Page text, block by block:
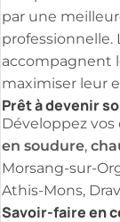
par une
professionnelle.
accompagnent
maximiser leur
Prêt à devenir
Développez
en soudure,
Morsang-sur-
Athis-Mons,
Savoir-faire en